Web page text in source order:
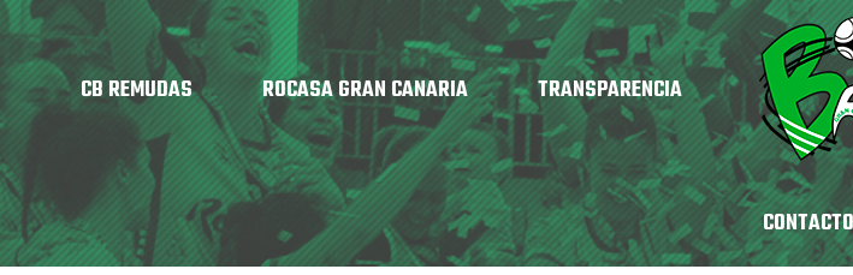
CB REMUDAS ROCASA GRAN CANARIA TRANSPARENCIA
CONTACTO